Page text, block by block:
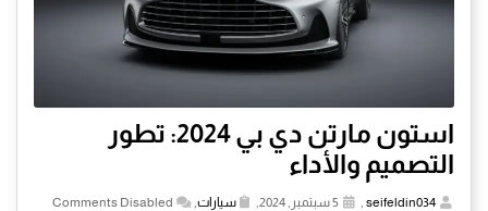
استون مارتن دي بي 2024: تطور
التصميم والأداء
seifeldin034 سيارات Comments Disabled